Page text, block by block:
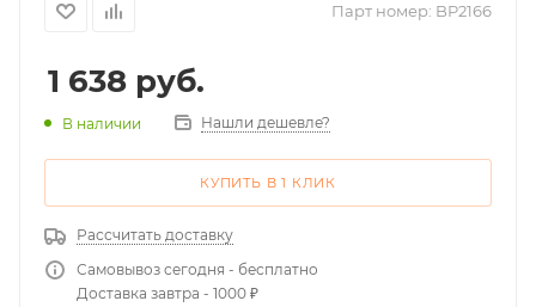
Парт номер: BP2166
1 638 руб.
В наличии Нашли дешевле?
КУПИТЬ В 1 КЛИК
Рассчитать доставку
Самовывоз сегодня - бесплатно
Доставка завтра - 1000 ₽